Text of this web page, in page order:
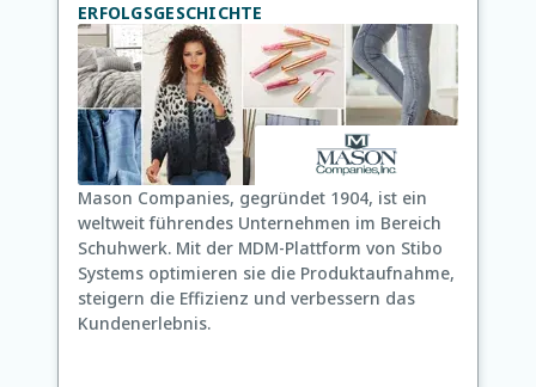
ERFOLGSGESCHICHTE
Mason Companies, gegründet 1904, ist ein
weltweit führendes Unternehmen im Bereich
Schuhwerk. Mit der MDM-Plattform von Stibo
Systems optimieren sie die Produktaufnahme,
steigern die Effizienz und verbessern das
Kundenerlebnis.